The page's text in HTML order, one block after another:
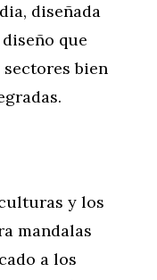
diseñada
que
bien
y los
mandalas
a los